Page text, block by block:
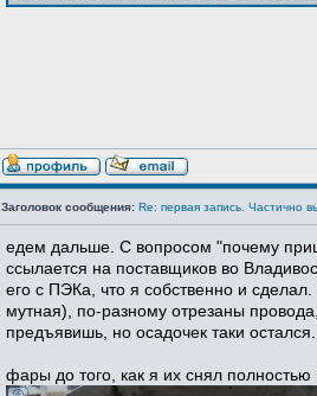
Заголовок сообщения: Re: первая запись. Частично
едем дальше. С вопросом "почему
ссылается на поставщиков во
его с ПЭКа, что я собственно и
мутная), по-разному отрезаны
предъявишь, но осадочек таки остался.
фары до того, как я их снял